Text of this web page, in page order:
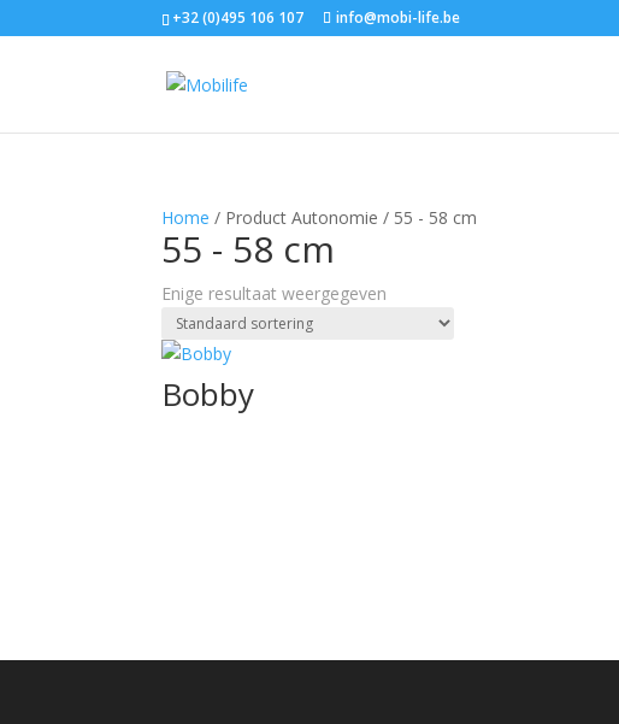
+32 (0)495 106 107 info@mobi-life.be
Home / Product Autonomie / 55 - 58 cm
55 - 58 cm
Enige resultaat weergegeven
Bobby